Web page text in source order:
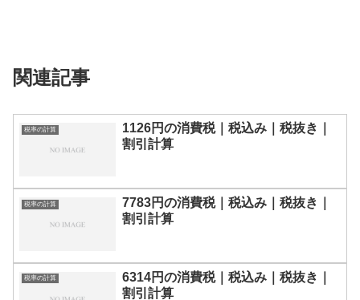
関連記事
税率の計算
1126円の消費税｜税込み｜税抜き｜
割引計算
税率の計算
7783円の消費税｜税込み｜税抜き｜
割引計算
税率の計算
6314円の消費税｜税込み｜税抜き｜
割引計算